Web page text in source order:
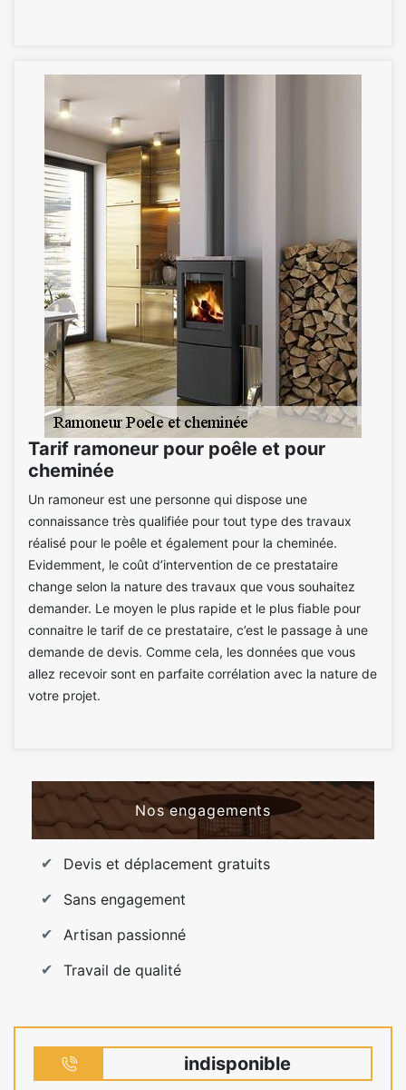
Tarif ramoneur pour poêle et pour
cheminée
Un ramoneur est une personne qui dispose une
connaissance très qualifiée pour tout type des travaux
réalisé pour le poêle et également pour la cheminée.
Evidemment, le coût d’intervention de ce prestataire
change selon la nature des travaux que vous souhaitez
demander. Le moyen le plus rapide et le plus fiable pour
connaitre le tarif de ce prestataire, c’est le passage à une
demande de devis. Comme cela, les données que vous
allez recevoir sont en parfaite corrélation avec la nature de
votre projet.
Nos engagements
Devis et déplacement gratuits
Sans engagement
Artisan passionné
Travail de qualité
indisponible